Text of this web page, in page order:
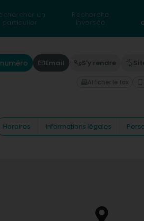
un
particulier
Recherche
inversée
Email S'y rendre
Afficher le fax
Horaires Informations légales